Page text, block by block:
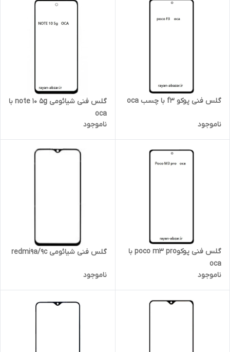
گلس فنی پوکو f3 با چسب oca
ناموجود
گلس فنی شیائومی note 10 5g با
oca
ناموجود
گلس فنی پوکوpoco m3 pro با
oca
ناموجود
گلس فنی شیائومی redmi9a/9c
ناموجود